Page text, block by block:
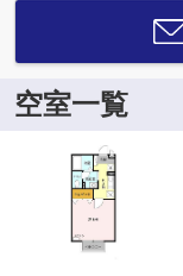
空室一覧